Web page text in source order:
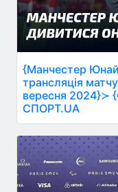
{Манчестер
трансляція
вересня 2024}≻
СПОРТ.UA